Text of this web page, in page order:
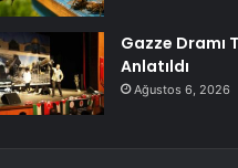
Gazze Dramı
Anlatıldı
Ağustos 6, 2026